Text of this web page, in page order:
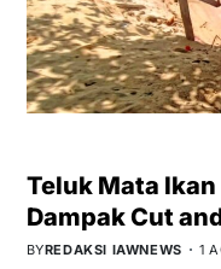
Teluk Mata
Dampak Cut
BYREDAKSI IAWNEWS 1